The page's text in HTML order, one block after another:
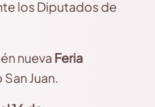
los Diputados de
nueva Feria
San Juan.